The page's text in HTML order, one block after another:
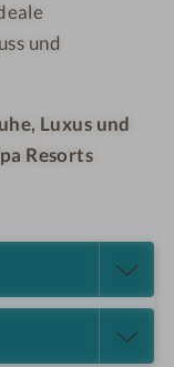
und
Luxus und
Resorts